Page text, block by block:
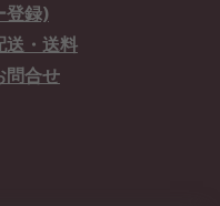
登録)
送・送料
問合せ